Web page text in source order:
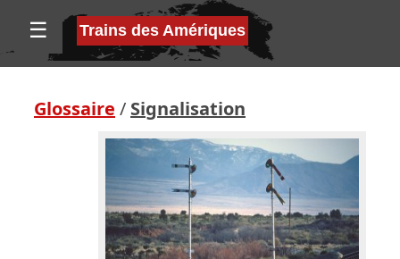
☰ Trains des Amériques
Glossaire / Signalisation